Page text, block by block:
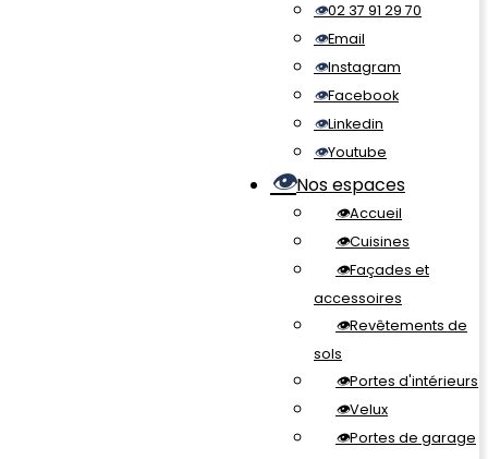
02 37 91 29 70
Email
Instagram
Facebook
Linkedin
Youtube
Nos espaces
Accueil
Cuisines
Façades et
accessoires
Revêtements de
sols
Portes d'intérieurs
Velux
Portes de garage